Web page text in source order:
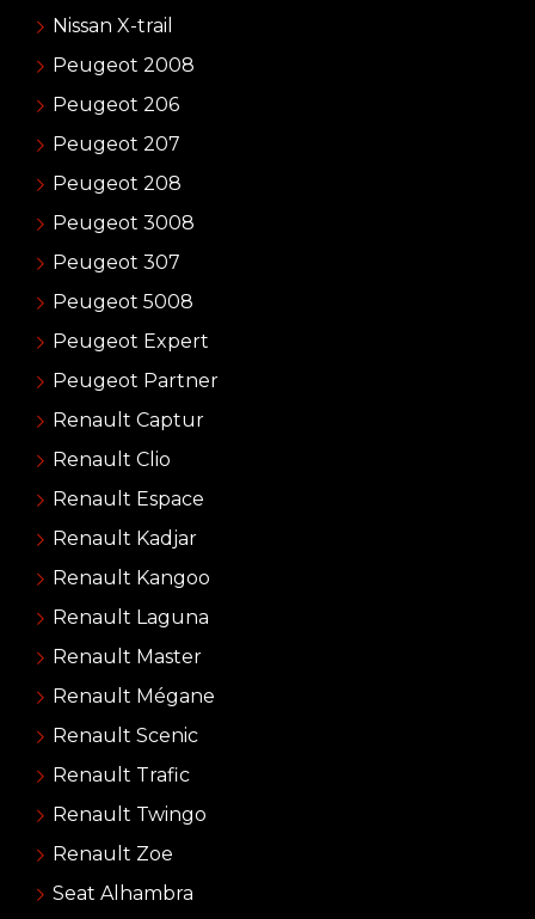
Nissan X-trail
Peugeot 2008
Peugeot 206
Peugeot 207
Peugeot 208
Peugeot 3008
Peugeot 307
Peugeot 5008
Peugeot Expert
Peugeot Partner
Renault Captur
Renault Clio
Renault Espace
Renault Kadjar
Renault Kangoo
Renault Laguna
Renault Master
Renault Mégane
Renault Scenic
Renault Trafic
Renault Twingo
Renault Zoe
Seat Alhambra